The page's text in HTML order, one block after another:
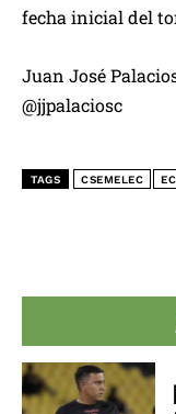
fecha inicial del
Juan José
@jjpalaciosc
TAGS CSEMELEC